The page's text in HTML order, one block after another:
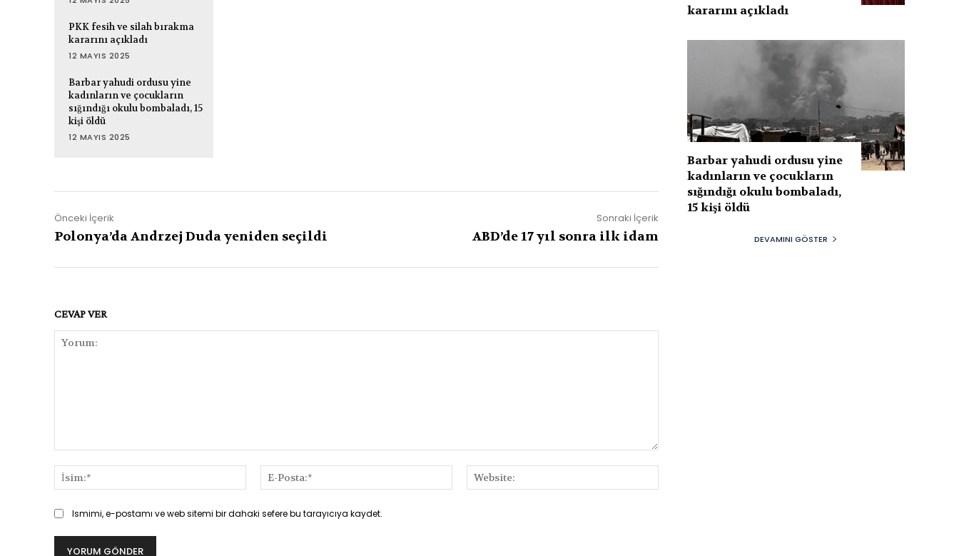
PKK fesih ve silah bırakma
kararını açıkladı
12 MAYIS 2025
Barbar yahudi ordusu yine
kadınların ve çocukların
sığındığı okulu bombaladı, 15
kişi öldü
12 MAYIS 2025
Önceki İçerik
Polonya’da Andrzej Duda yeniden seçildi
Sonraki İçerik
ABD’de 17 yıl sonra ilk idam
CEVAP VER
İsim:*
Posta:*
Ismimi, e-postamı ve web sitemi bir dahaki sefere bu tarayıcıya kaydet.
kararını açıkladı
Barbar yahudi ordusu yine
kadınların ve çocukların
sığındığı okulu bombaladı,
15 kişi öldü
DEVAMINI GÖSTER